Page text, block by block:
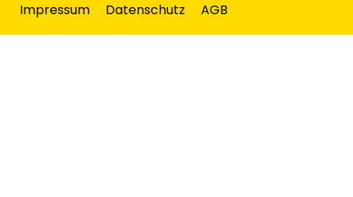
Impressum Datenschutz AGB